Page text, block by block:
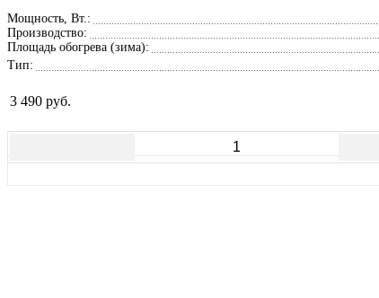
Мощность, Вт.:
Производство:
Площадь обогрева (зима):
Тип:
3 490 руб.